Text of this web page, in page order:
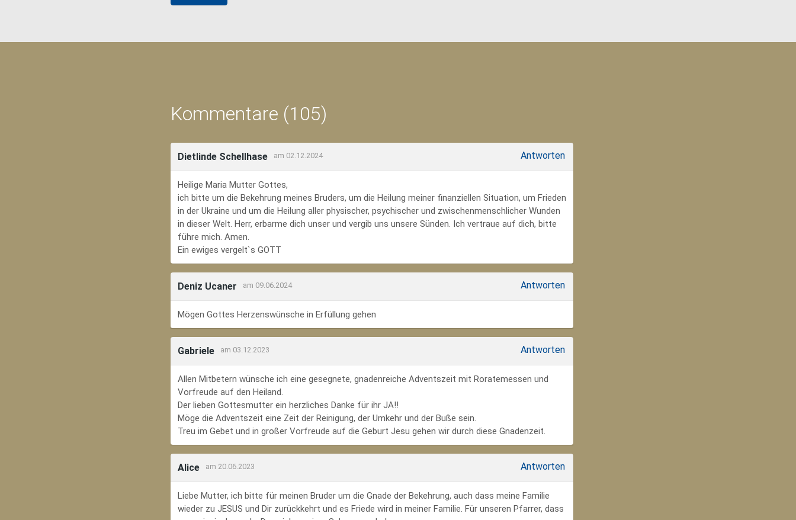
Kommentare (105)
Dietlinde Schellhase am 02.12.2024 Antworten
Heilige Maria Mutter Gottes,
ich bitte um die Bekehrung meines Bruders, um die Heilung meiner finanziellen Situation, um Frieden
in der Ukraine und um die Heilung aller physischer, psychischer und zwischenmenschlicher Wunden
in dieser Welt. Herr, erbarme dich unser und vergib uns unsere Sünden. Ich vertraue auf dich, bitte
führe mich. Amen.
Ein ewiges vergelt`s GOTT
Deniz Ucaner am 09.06.2024 Antworten
Mögen Gottes Herzenswünsche in Erfüllung gehen
Gabriele am 03.12.2023 Antworten
Allen Mitbetern wünsche ich eine gesegnete, gnadenreiche Adventszeit mit Roratemessen und
Vorfreude auf den Heiland.
Der lieben Gottesmutter ein herzliches Danke für ihr JA!!
Möge die Adventszeit eine Zeit der Reinigung, der Umkehr und der Buße sein.
Treu im Gebet und in großer Vorfreude auf die Geburt Jesu gehen wir durch diese Gnadenzeit.
Alice am 20.06.2023 Antworten
Liebe Mutter, ich bitte für meinen Bruder um die Gnade der Bekehrung, auch dass meine Familie
wieder zu JESUS und Dir zurückkehrt und es Friede wird in meiner Familie. Für unseren Pfarrer, dass